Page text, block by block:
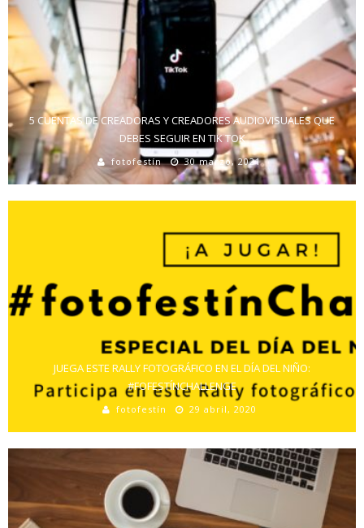
5 CUENTAS DE CREADORAS Y CREADORES AUDIOVISUALES QUE
DEBES SEGUIR EN TIK TOK
fotofestín 30 marzo, 2021
JUEGA ESTE RALLY FOTOGRÁFICO EN EL DÍA DEL NIÑO:
#FOFESTÍNCHALLENGE
fotofestín 29 abril, 2020